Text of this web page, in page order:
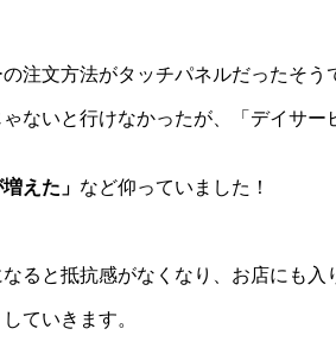
注文方法がタッチパネルだったそう
ないと行けなかったが、「デイサー
えた」 など仰っていました！
ると抵抗感がなくなり、お店にも入
ていきます。